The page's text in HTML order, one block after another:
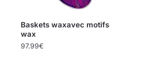
Baskets waxavec motifs
wax
97.99€